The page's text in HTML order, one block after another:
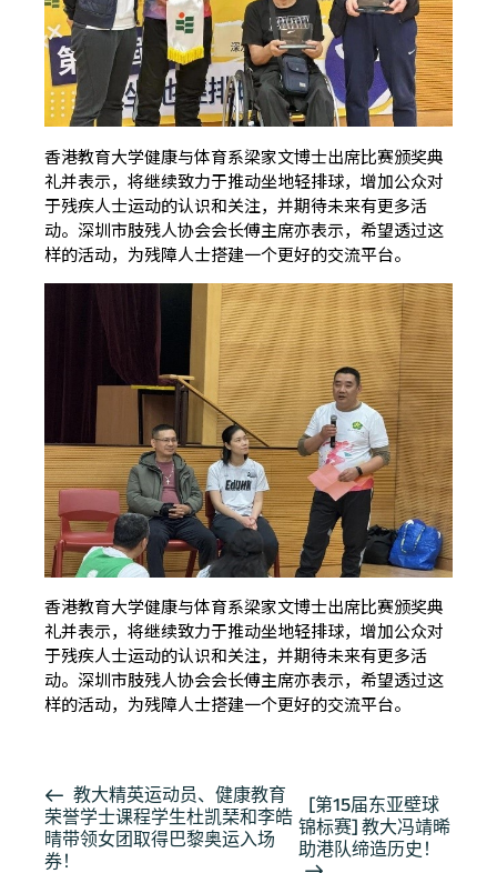
香港教育大学健康与体育系梁家文博士出席比赛颁奖典
礼并表示，将继续致力于推动坐地轻排球，增加公众对
于残疾人士运动的认识和关注，并期待未来有更多活
动。深圳市肢残人协会会长傅主席亦表示，希望透过这
样的活动，为残障人士搭建一个更好的交流平台。
香港教育大学健康与体育系梁家文博士出席比赛颁奖典
礼并表示，将继续致力于推动坐地轻排球，增加公众对
于残疾人士运动的认识和关注，并期待未来有更多活
动。深圳市肢残人协会会长傅主席亦表示，希望透过这
样的活动，为残障人士搭建一个更好的交流平台。
活
动
导
教大精英运动员、健康教育
荣誉学士课程学生杜凯琹和李皓
晴带领女团取得巴黎奥运入场
券！
[第15届东亚壁球
锦标赛] 教大冯靖晞
助港队缔造历史！